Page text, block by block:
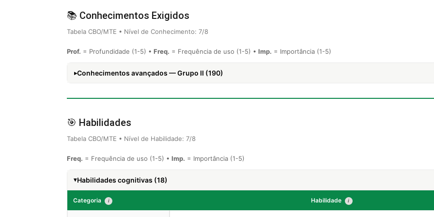
📚 Conhecimentos Exigidos
Tabela CBO/MTE • Nível de Conhecimento: 7/8
Prof. = Profundidade (1-5) • Freq. = Frequência de uso (1-5) • Imp. = Importância (1-5)
Conhecimentos avançados — Grupo II (190)
🎯 Habilidades
Tabela CBO/MTE • Nível de Habilidade: 7/8
Freq. = Frequência de uso (1-5) • Imp. = Importância (1-5)
Habilidades cognitivas (18)
Categoria i Habilidade i